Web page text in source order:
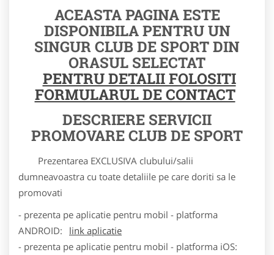
ACEASTA PAGINA ESTE
DISPONIBILA PENTRU UN
SINGUR CLUB DE SPORT DIN
ORASUL SELECTAT
PENTRU DETALII FOLOSITI
FORMULARUL DE CONTACT
DESCRIERE SERVICII
PROMOVARE CLUB DE SPORT
Prezentarea EXCLUSIVA clubului/salii
dumneavoastra cu toate detaliile pe care doriti sa le
promovati
- prezenta pe aplicatie pentru mobil - platforma
ANDROID:
link aplicatie
- prezenta pe aplicatie pentru mobil - platforma iOS: